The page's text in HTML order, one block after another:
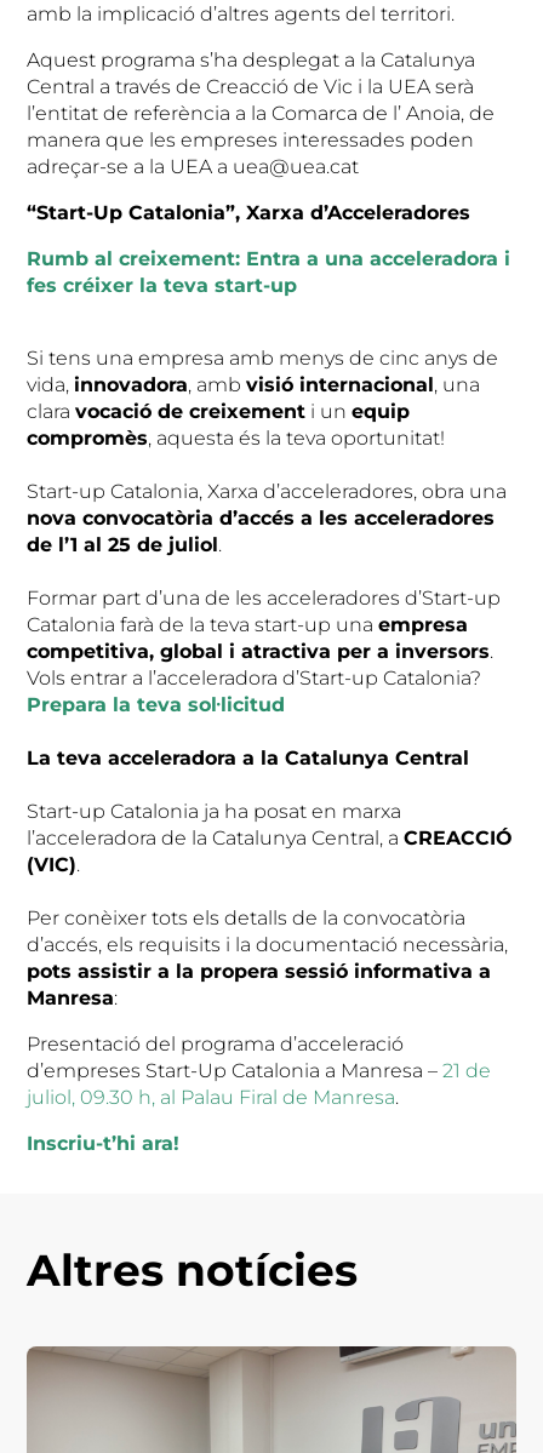
amb la implicació d’altres agents del territori.
Aquest programa s’ha desplegat a la Catalunya
Central a través de Creacció de Vic i la UEA serà
l’entitat de referència a la Comarca de l’ Anoia, de
manera que les empreses interessades poden
adreçar-se a la UEA a uea@uea.cat
“Start-Up Catalonia”, Xarxa d’Acceleradores
Rumb al creixement: Entra a una acceleradora i
fes créixer la teva start-up
Si tens una empresa amb menys de cinc anys de
vida, innovadora, ambvisió internacional, una
claravocació de creixement i unequip
compromès, aquesta és la teva oportunitat!
Start-up Catalonia, Xarxa d’acceleradores, obra una
nova convocatòria d’accés a les acceleradores
de l’1 al 25 de juliol.
Formar part d’una de les acceleradores d’Start-up
Catalonia farà de la teva start-up unaempresa
competitiva, global i atractiva per a inversors.
Vols entrar a l’acceleradora d’Start-up Catalonia?
Prepara la teva sol·licitud
La teva acceleradora a la Catalunya Central
Start-up Catalonia ja ha posat en marxa
l’acceleradora de la Catalunya Central, aCREACCIÓ
(VIC).
Per conèixer tots els detalls de la convocatòria
d’accés, els requisits i la documentació necessària,
pots assistir a la propera sessió informativa a
Manresa:
Presentació del programa d’acceleració
d’empreses Start-Up Catalonia a Manresa –21 de
juliol, 09.30 h, al Palau Firal de Manresa.
Inscriu-t’hi ara!
Altres notícies